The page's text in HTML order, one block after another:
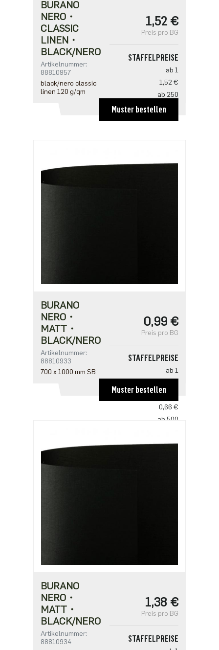
BURANO
NERO・
CLASSIC
LINEN・
BLACK/NERO
Artikelnummer:
88810957
black/nero classic
linen 120 g/qm
1,52 €
Preis pro BG
STAFFELPREISE
ab 1
1,52 €
ab 250
1,02 €
ab 500
Muster bestellen
BURANO
NERO・
MATT・
BLACK/NERO
Artikelnummer:
88810933
700 x 1000 mm SB
0,99 €
Preis pro BG
STAFFELPREISE
ab 1
ab 250
0,66 €
ab 500
ab 1250
Muster bestellen
BURANO
NERO・
MATT・
BLACK/NERO
Artikelnummer:
88810934
1,38 €
Preis pro BG
STAFFELPREISE